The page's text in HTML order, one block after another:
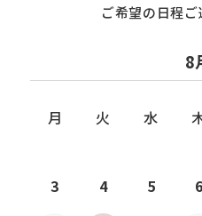
ご希望の日程ご
8
月 火 水
3
4 5 6